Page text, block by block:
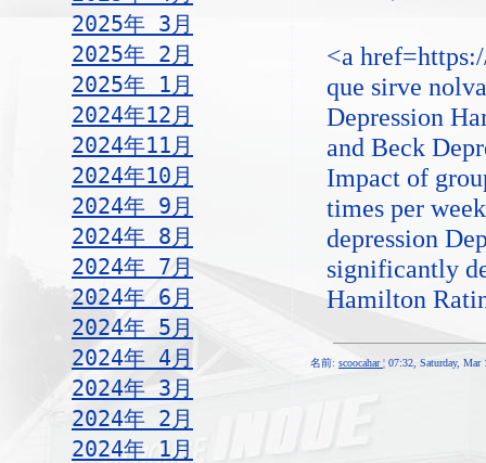
2025年 3月
2025年 2月
2025年 1月
2024年12月
2024年11月
2024年10月
2024年 9月
2024年 8月
2024年 7月
2024年 6月
2024年 5月
2024年 4月
2024年 3月
2024年 2月
2024年 1月
<a
que sirve
Depression
and Beck
Impact of
times per
depression
significantly
Hamilton
名前: scoocahar¦ 07:32, Saturday,